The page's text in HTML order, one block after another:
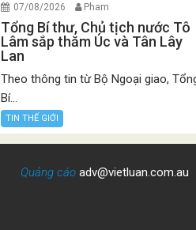
07/08/2026 Pham
Tổng Bí thư, Chủ tịch nước Tô
Lâm sắp thăm Úc và Tân Lây
Lan
Theo thông tin từ Bộ Ngoại giao,
Bí...
TIN THẾ GIỚI
Quảng cáoadv@vietluan.com.au